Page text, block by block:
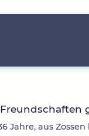
Jahre, aus